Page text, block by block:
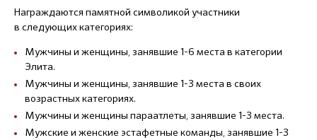
Награждаются памятной символикой участники
в следующих категориях:
Мужчины и женщины, занявшие 1-6 места в категории
Элита.
Мужчины и женщины, занявшие 1-3 места в своих
возрастных категориях.
Мужчины и женщины параатлеты, занявшие 1-3 места.
Мужские и женские эстафетные команды, занявшие 1-3